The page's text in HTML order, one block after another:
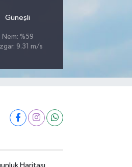
Güneşli
Nem: %59
9.31 m/s
Haritası